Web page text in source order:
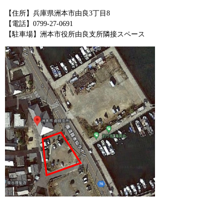
【住所】兵庫県洲本市由良3丁目8
【電話】0799-27-0691
【駐車場】洲本市役所由良支所隣接スペース